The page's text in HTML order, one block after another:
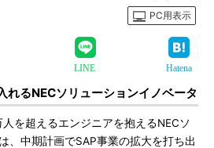
PC用表示
LINE Hatena
れるNECソリューションイノベータ
を超えるエンジニアを抱えるNECソ
、中期計画でSAP事業の拡大を打ち出